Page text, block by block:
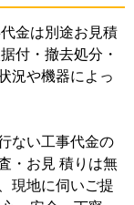
金は別途お見積
付・撤去処分・
況や機器によっ
ない工事代金の
・お見 積りは無
現地に伺いご提